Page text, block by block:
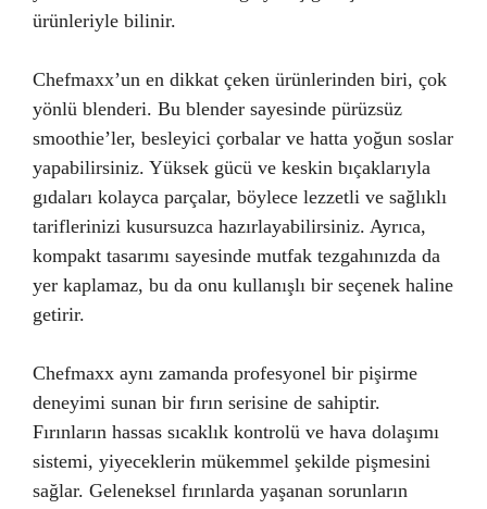
ürünleriyle bilinir.
Chefmaxx’un en dikkat çeken ürünlerinden biri, çok
yönlü blenderi. Bu blender sayesinde pürüzsüz
smoothie’ler, besleyici çorbalar ve hatta yoğun soslar
yapabilirsiniz. Yüksek gücü ve keskin bıçaklarıyla
gıdaları kolayca parçalar, böylece lezzetli ve sağlıklı
tariflerinizi kusursuzca hazırlayabilirsiniz. Ayrıca,
kompakt tasarımı sayesinde mutfak tezgahınızda da
yer kaplamaz, bu da onu kullanışlı bir seçenek haline
getirir.
Chefmaxx aynı zamanda profesyonel bir pişirme
deneyimi sunan bir fırın serisine de sahiptir.
Fırınların hassas sıcaklık kontrolü ve hava dolaşımı
sistemi, yiyeceklerin mükemmel şekilde pişmesini
sağlar. Geleneksel fırınlarda yaşanan sorunların